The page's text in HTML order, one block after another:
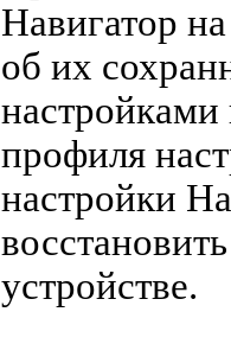
Навигатор
об их
профиля
настройки
устройстве.